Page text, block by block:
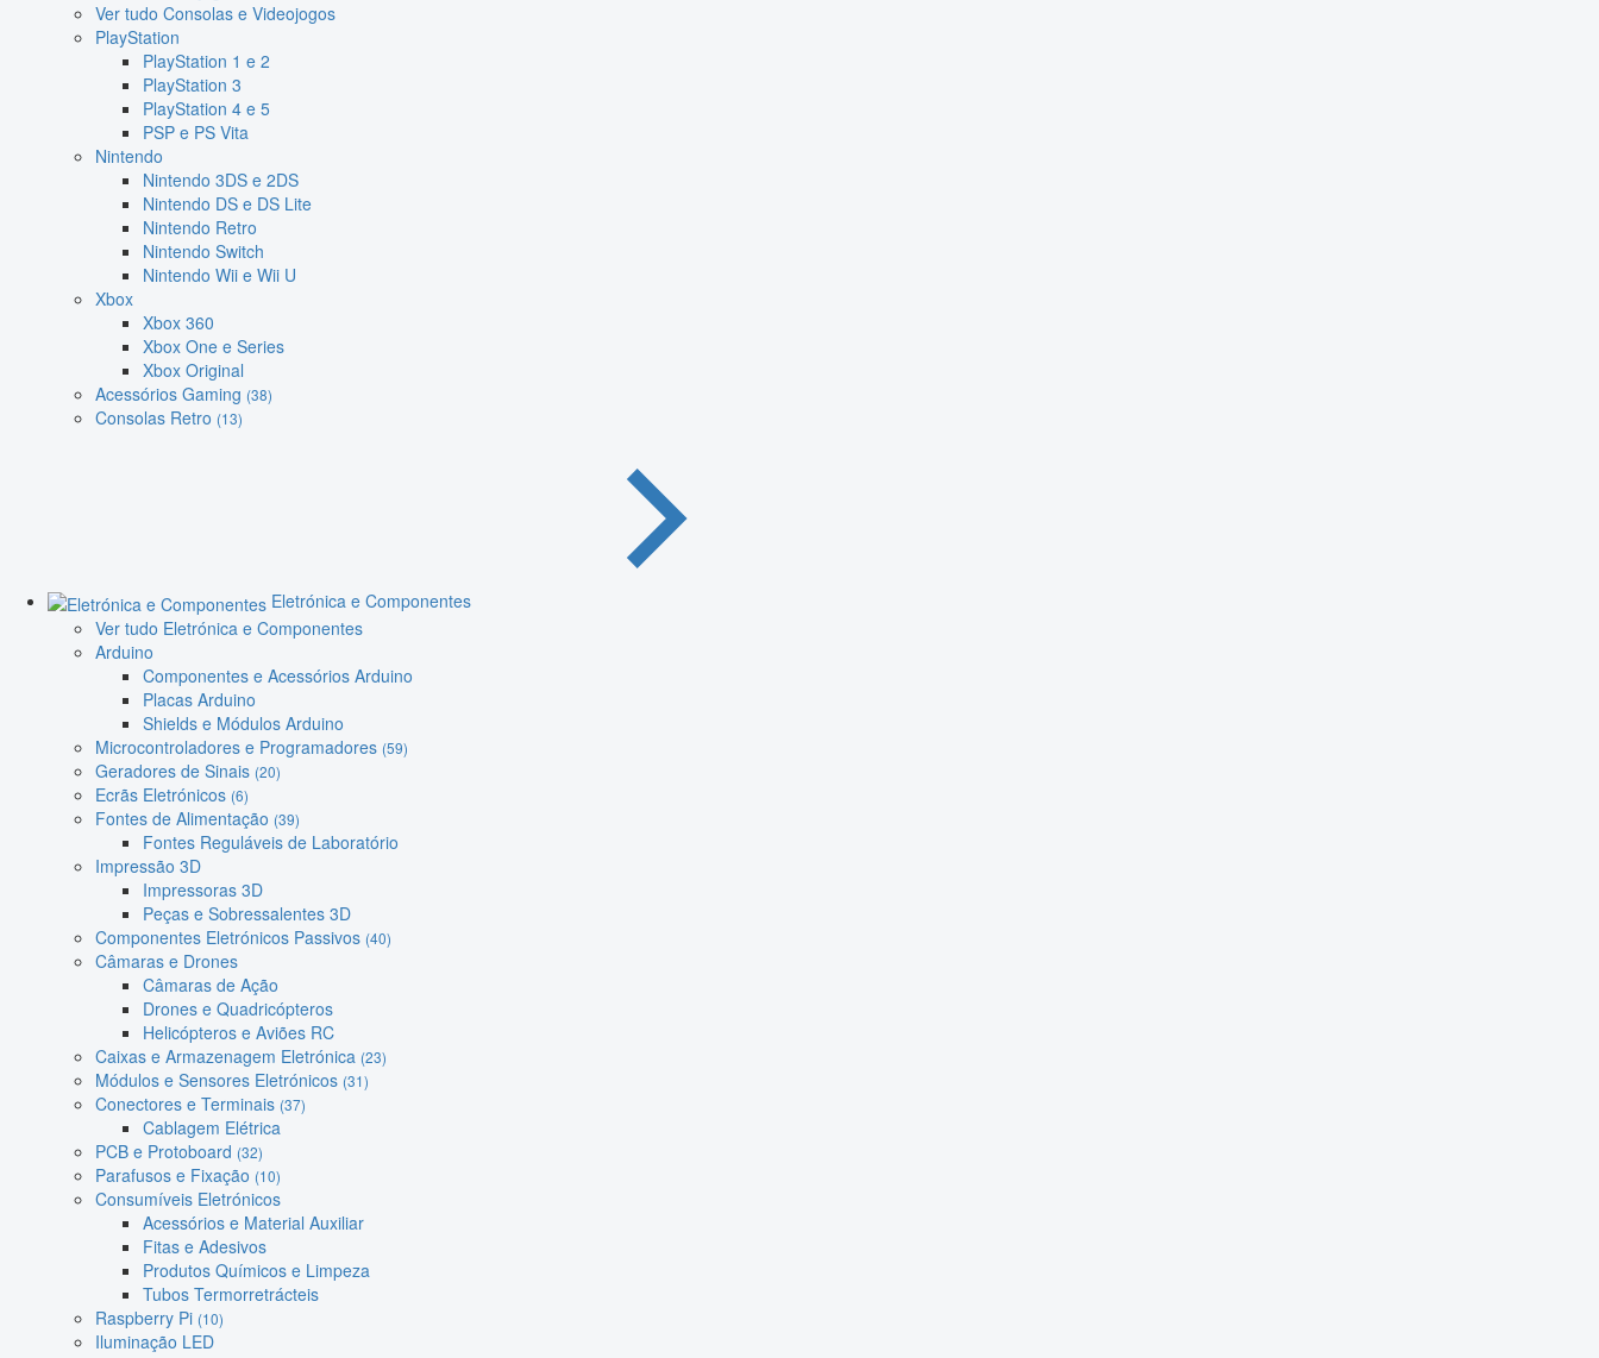
Ver tudo Consolas e Videojogos
PlayStation
PlayStation 1 e 2
PlayStation 3
PlayStation 4 e 5
PSP e PS Vita
Nintendo
Nintendo 3DS e 2DS
Nintendo DS e DS Lite
Nintendo Retro
Nintendo Switch
Nintendo Wii e Wii U
Xbox
Xbox 360
Xbox One e Series
Xbox Original
Acessórios Gaming (38)
Consolas Retro (13)
Eletrónica e Componentes
Ver tudo Eletrónica e Componentes
Arduino
Componentes e Acessórios Arduino
Placas Arduino
Shields e Módulos Arduino
Microcontroladores e Programadores (59)
Geradores de Sinais (20)
Ecrãs Eletrónicos (6)
Fontes de Alimentação (39)
Fontes Reguláveis de Laboratório
Impressão 3D
Impressoras 3D
Peças e Sobressalentes 3D
Componentes Eletrónicos Passivos (40)
Câmaras e Drones
Câmaras de Ação
Drones e Quadricópteros
Helicópteros e Aviões RC
Caixas e Armazenagem Eletrónica (23)
Módulos e Sensores Eletrónicos (31)
Conectores e Terminais (37)
Cablagem Elétrica
PCB e Protoboard (32)
Parafusos e Fixação (10)
Consumíveis Eletrónicos
Acessórios e Material Auxiliar
Fitas e Adesivos
Produtos Químicos e Limpeza
Tubos Termorretrácteis
Raspberry Pi (10)
Iluminação LED